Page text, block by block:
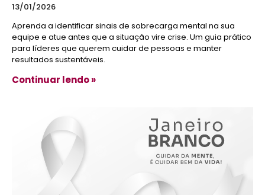
13/01/2026
Aprenda a identificar sinais de sobrecarga mental na sua
equipe e atue antes que a situação vire crise. Um guia prático
para líderes que querem cuidar de pessoas e manter
resultados sustentáveis.
Continuar lendo »